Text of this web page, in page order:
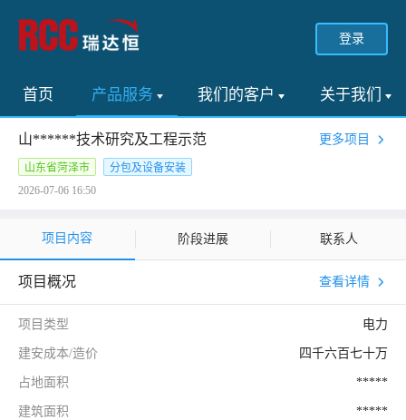
登录
首页 产品服务 我们的客户 关于我们
山******技术研究及工程示范 更多项目
山东省菏泽市
分包及设备安装
2026-07-06 16:50
项目内容 阶段进展 联系人
项目概况 查看详情
项目类型 电力
建安成本/造价 四千六百七十万
占地面积 *****
建筑面积 *****